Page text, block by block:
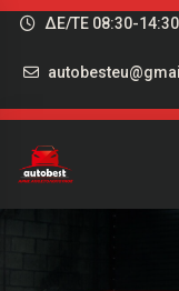
ΔΕ/ΤΕ 08:30-